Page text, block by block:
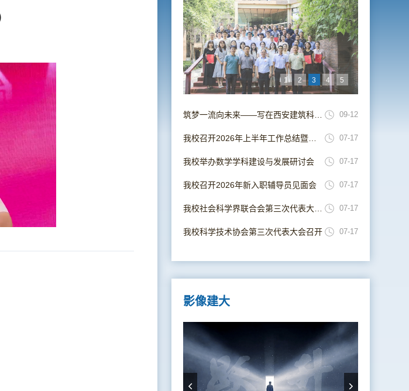
1 2 3 4 5
09-12
07-17
07-17
我校举办数学学科建设与发展研讨会
07-17
我校召开2026年新入职辅导员见面会
07-17
07-17
我校科学技术协会第三次代表大会召开
影像建大